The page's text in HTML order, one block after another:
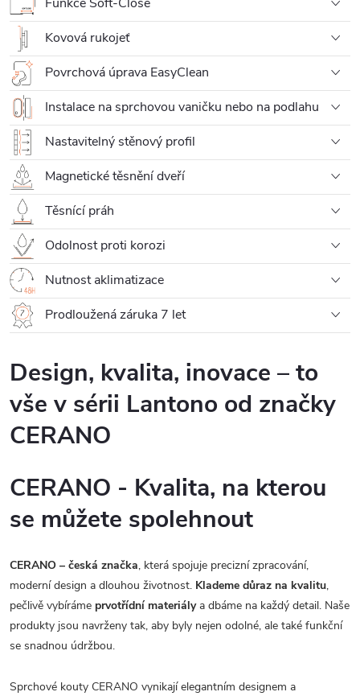
Kovová rukojeť
Povrchová úprava EasyClean
Instalace na sprchovou vaničku nebo na podlahu
Nastavitelný stěnový profil
Magnetické těsnění dveří
Těsnící práh
Odolnost proti korozi
Nutnost aklimatizace
Prodloužená záruka 7 let
Design, kvalita, inovace – to
vše v sérii Lantono od značky
CERANO
CERANO - Kvalita, na kterou
se můžete spolehnout
CERANO – česká značka, která spojuje precizní zpracování,
moderní design a dlouhou životnost. Klademe důraz na kvalitu,
pečlivě vybíráme prvotřídní materiálya dbáme na každý detail. Naše
produkty jsou navrženy tak, aby byly nejen odolné, ale také funkční
se snadnou údržbou.
Sprchové kouty CERANO vynikají elegantním designem a